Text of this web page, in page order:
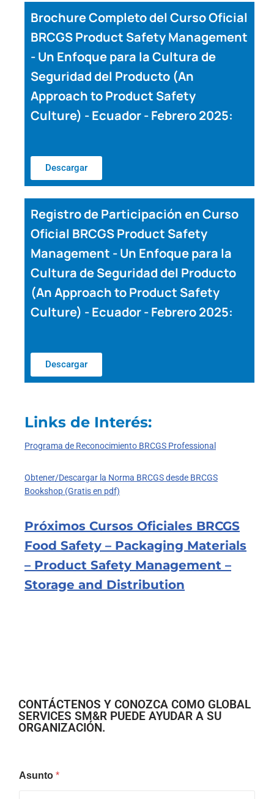
Brochure Completo del Curso Oficial
BRCGS Product Safety Management
- Un Enfoque para la Cultura de
Seguridad del Producto (An
Approach to Product Safety
Culture) - Ecuador - Febrero 2025:
Descargar
Registro de Participación en Curso
Oficial BRCGS Product Safety
Management - Un Enfoque para la
Cultura de Seguridad del Producto
(An Approach to Product Safety
Culture) - Ecuador - Febrero 2025:
Descargar
Links de Interés:
Programa de Reconocimiento BRCGS Professional
Obtener/Descargar la Norma BRCGS desde BRCGS
Bookshop (Gratis en pdf)
Próximos Cursos Oficiales BRCGS
Food Safety – Packaging Materials
– Product Safety Management –
Storage and Distribution
CONTÁCTENOS Y CONOZCA COMO GLOBAL
SERVICES SM&R PUEDE AYUDAR A SU
ORGANIZACIÓN.
Asunto *